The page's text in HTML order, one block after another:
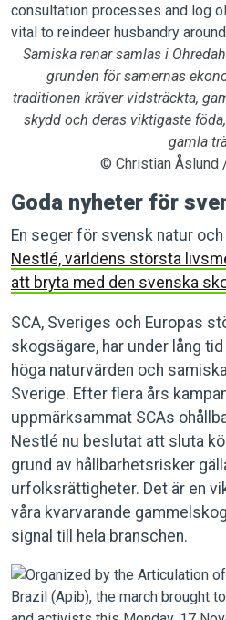
Samiska renar samlas i
grunden för samernas
traditionen kräver vidsträckta,
skydd och deras viktigaste
gamla
© Christian Åslund
Goda nyheter för
En seger för svensk natur
Nestlé, världens största
att bryta med den svenska
SCA, Sveriges och Europas
skogsägare, har under lång
höga naturvärden och
Sverige. Efter flera års
uppmärksammat SCAs
Nestlé nu beslutat att sluta
grund av hållbarhetsrisker
urfolksrättigheter. Det är en
våra kvarvarande
signal till hela branschen.